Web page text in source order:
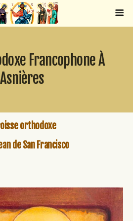
Francophone À
Asnières
orthodoxe
de San Francisco